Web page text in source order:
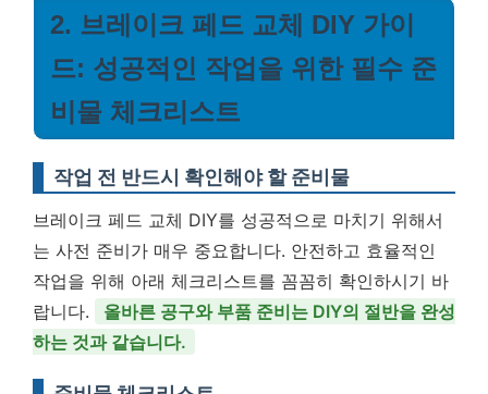
2. 브레이크 페드 교체 DIY 가이
드: 성공적인 작업을 위한 필수 준
비물 체크리스트
작업 전 반드시 확인해야 할 준비물
브레이크 페드 교체 DIY를 성공적으로 마치기 위해서
는 사전 준비가 매우 중요합니다. 안전하고 효율적인
작업을 위해 아래 체크리스트를 꼼꼼히 확인하시기 바
랍니다.
올바른 공구와 부품 준비는 DIY의 절반을 완성
하는 것과 같습니다.